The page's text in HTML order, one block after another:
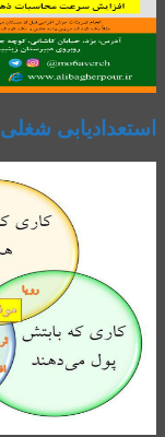
استعدادیابی شغلی